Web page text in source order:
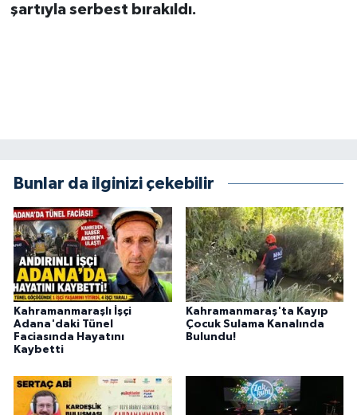
şartıyla serbest bırakıldı.
Bunlar da ilginizi çekebilir
Kahramanmaraşlı İşçi
Adana'daki Tünel
Faciasında Hayatını
Kaybetti
Kahramanmaraş'ta Kayıp
Çocuk Sulama Kanalında
Bulundu!